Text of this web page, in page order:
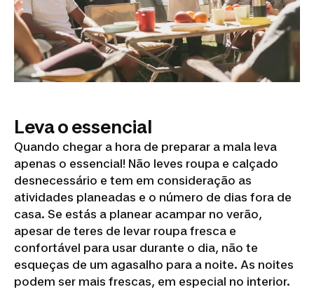
Leva o essencial
Quando chegar a hora de preparar a mala leva
apenas o essencial! Não leves roupa e calçado
desnecessário e tem em consideração as
atividades planeadas e o número de dias fora de
casa. Se estás a planear acampar no verão,
apesar de teres de levar roupa fresca e
confortável para usar durante o dia, não te
esqueças de um agasalho para a noite. As noites
podem ser mais frescas, em especial no interior.